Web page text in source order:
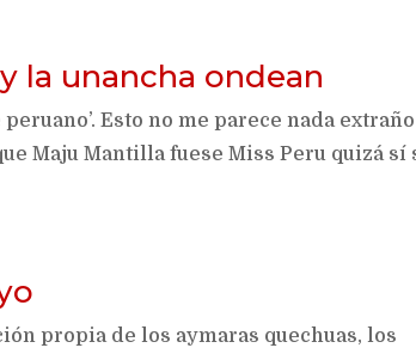
la unancha ondean
Esto no me parece nada
Maju Mantilla fuese Miss Peru quizá sí
propia de los aymaras quechuas, los